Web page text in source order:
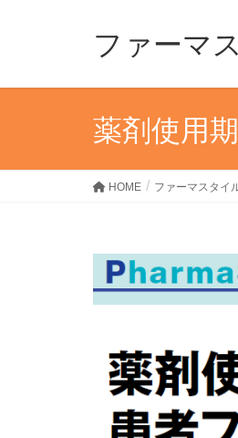
ファーマ
薬剤使用
HOME ファーマスタ